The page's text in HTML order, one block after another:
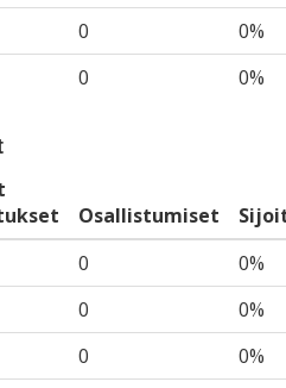
0
0%
0 0%
Osallistumiset
0
0%
0
0%
0
0%